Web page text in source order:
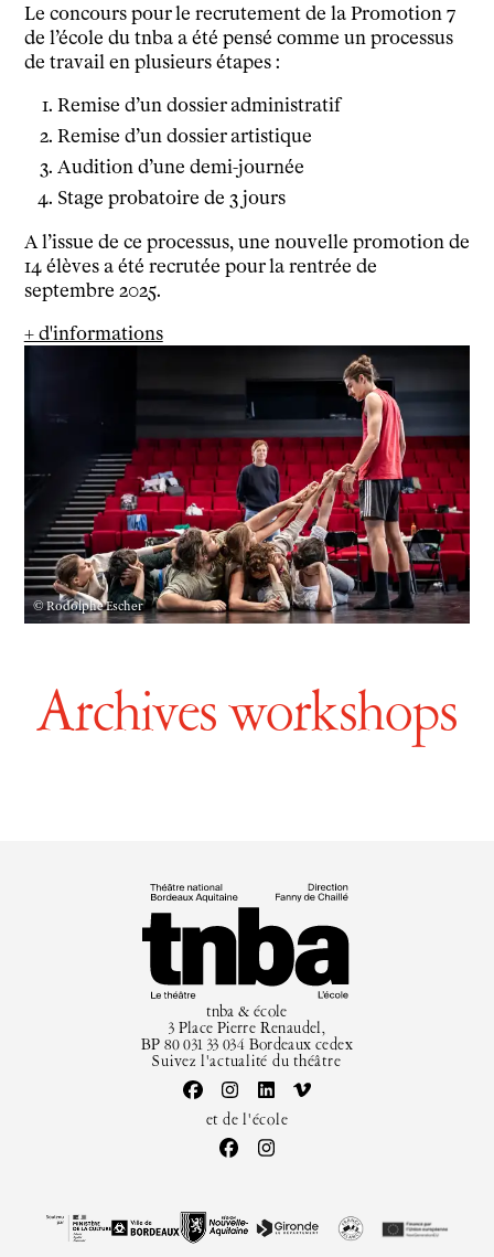
© Rodolphe Escher
Le concours pour le recrutement de la Promotion 7
de l’école du tnba a été pensé comme un processus
de travail en plusieurs étapes :
Remise d’un dossier administratif
Remise d’un dossier artistique
Audition d’une demi-journée
Stage probatoire de 3 jours
A l’issue de ce processus, une nouvelle promotion de
14 élèves a été recrutée pour la rentrée de
septembre 2025.
+ d'informations
Archives workshops
tnba & école
3 Place Pierre Renaudel,
BP 80 031 33 034 Bordeaux cedex
Suivez l'actualité du théâtre
et de l'école